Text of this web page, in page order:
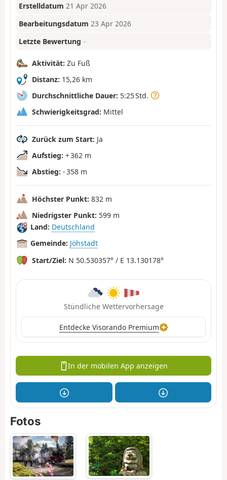
Erstelldatum 21 Apr 2026
Bearbeitungsdatum 23 Apr 2026
Letzte Bewertung –
Aktivität: Zu Fuß
Distanz: 15,26 km
Durchschnittliche Dauer: 5:25 Std.
Schwierigkeitsgrad: Mittel
Zurück zum Start: Ja
Aufstieg: + 362 m
Abstieg: - 358 m
Höchster Punkt: 832 m
Niedrigster Punkt: 599 m
Land: Deutschland
Gemeinde: Jöhstadt
Start/Ziel: N 50.530357° / E 13.130178°
Stündliche Wettervorhersage
Entdecke Visorando Premium
In der mobilen App anzeigen
Fotos